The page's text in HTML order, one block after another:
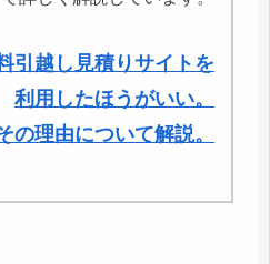
引越し見積りサイトを
利用したほうがいい。
の理由について解説。